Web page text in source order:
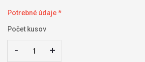
Potrebné údaje *
Počet kusov
- +
- +